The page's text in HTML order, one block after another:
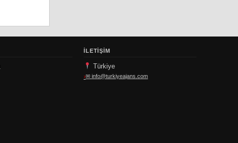
İLETIŞIM
Türkiye
✉info@turkiyeajans.com